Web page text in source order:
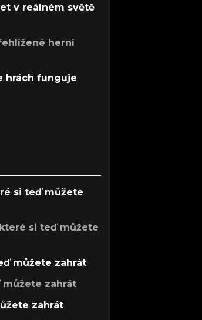
v reálném světě
herní
hrách funguje
si teď můžete
si teď můžete
můžete zahrát
zahrát
zahrát